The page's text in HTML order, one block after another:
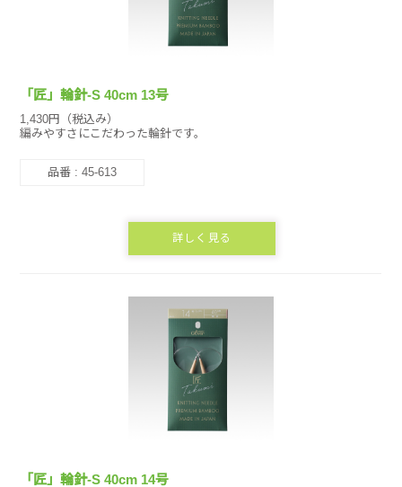
「匠」輪針-S 40cm 13号
1,430円（税込み）
編みやすさにこだわった輪針です。
品番 : 45-613
詳しく見る
「匠」輪針-S 40cm 14号